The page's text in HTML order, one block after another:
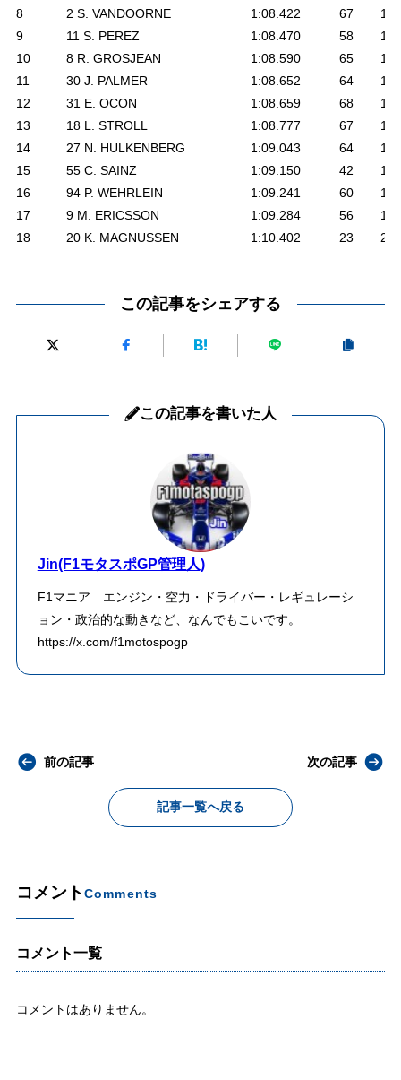
8
2 S. VANDOORNE 1:08.422 67
9
11 S. PEREZ 1:08.470 58
10
8 R. GROSJEAN 1:08.590 65
11
30 J. PALMER 1:08.652 64
12
31 E. OCON 1:08.659 68
13
18 L. STROLL 1:08.777 67
14
27 N. HULKENBERG 1:09.043 64
15
55 C. SAINZ 1:09.150 42
16
94 P. WEHRLEIN 1:09.241 60
17
9 M. ERICSSON 1:09.284 56
18
20 K. MAGNUSSEN 1:10.402 23
この記事をシェアする
この記事を書いた人
Jin(F1モタスポGP管理人)
F1マニア エンジン・空力・ドライバー・レギュレーシ
ョン・政治的な動きなど、なんでもこいです。
https://x.com/f1motospogp
前の記事
記事一覧へ戻る
次の記事
コメントComments
コメント一覧
コメントはありません。